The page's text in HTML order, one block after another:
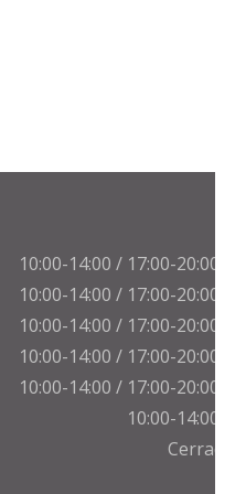
10:00-14:00 / 17:00-20:00 h
10:00-14:00 / 17:00-20:00 h
10:00-14:00 / 17:00-20:00 h
10:00-14:00 / 17:00-20:00 h
10:00-14:00 / 17:00-20:00 h
10:00-14:00 h
Cerrado